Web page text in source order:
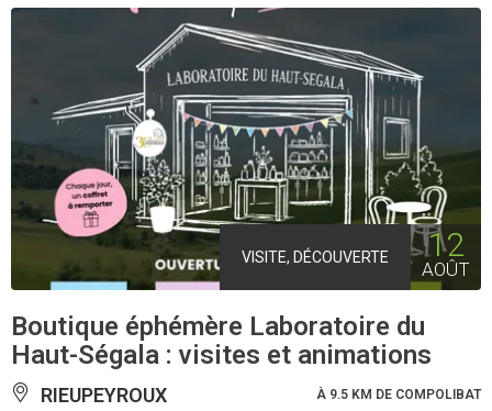
VISITE, DÉCOUVERTE 12
AOÛT
Boutique éphémère Laboratoire du
Haut-Ségala : visites et animations
RIEUPEYROUX À 9.5 KM DE COMPOLIBAT